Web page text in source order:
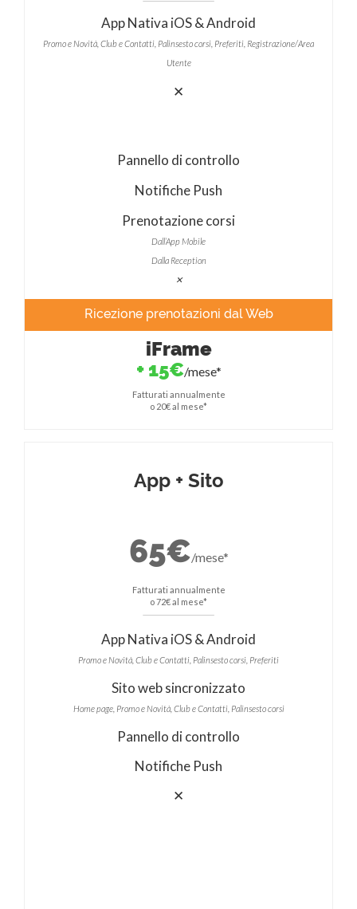
App Nativa iOS & Android
Promo e Novità, Club e Contatti, Palinsesto corsi, Preferiti, Registrazione/Area
Utente
✕
Pannello di controllo
Notifiche Push
Prenotazione corsi
Dall’App Mobile
Dalla Reception
✕
Ricezione prenotazioni dal Web
iFrame
+ 15€/mese*
Fatturati annualmente
o 20€ al mese*
App + Sito
65€/mese*
Fatturati annualmente
o 72€ al mese*
App Nativa iOS & Android
Promo e Novità, Club e Contatti, Palinsesto corsi, Preferiti
Sito web sincronizzato
Home page, Promo e Novità, Club e Contatti, Palinsesto corsi
Pannello di controllo
Notifiche Push
✕